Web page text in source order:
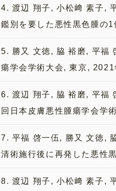
4. 渡辺 翔子, 小松﨑 素子,
鑑別を要した悪性黒色腫の
5. 勝又 文徳, 脇 裕磨, 平福
瘍学会学術大会, 東京, 2021
6. 渡辺 翔子, 脇 裕磨, 平福
回日本皮膚悪性腫瘍学会学
7. 平福 啓一伍, 勝又 文徳,
清術施行後に再発した悪性
8. 渡辺 翔子, 小松﨑 素子,